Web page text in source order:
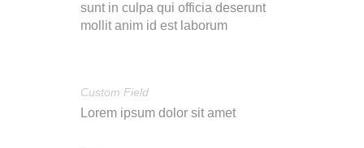
sunt in culpa qui officia deserunt
mollit anim id est laborum
Custom Field
Lorem ipsum dolor sit amet